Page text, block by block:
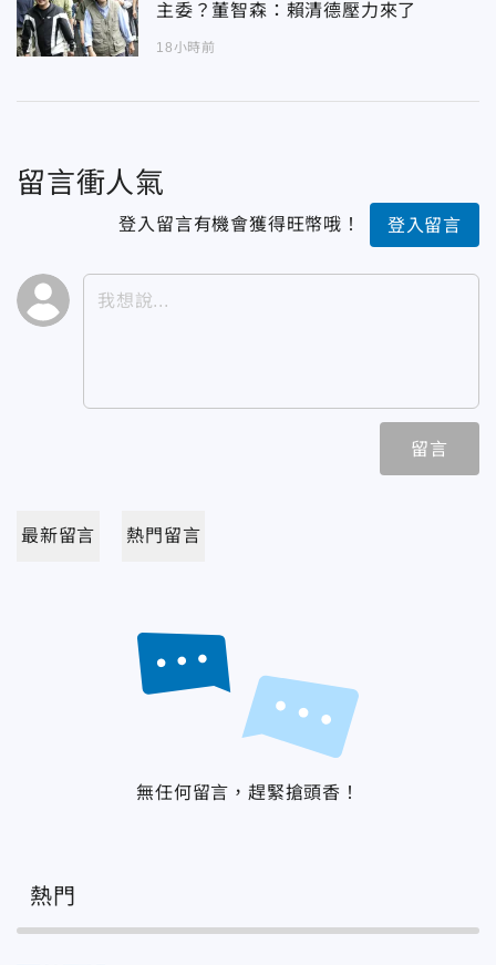
主委？董智森：賴清德壓力來了
18小時前
留言衝人氣
登入留言有機會獲得旺幣哦！ 登入留言
留言
最新留言 熱門留言
無任何留言，趕緊搶頭香！
熱門